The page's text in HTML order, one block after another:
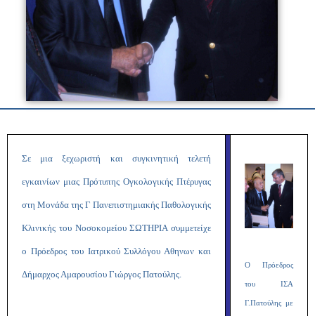
Σε μια ξεχωριστή και συγκινητική τελετή
εγκαινίων μιας Πρότυπης Ογκολογικής Πτέρυγας
στη Μονάδα της Γ Πανεπιστημιακής Παθολογικής
Κλινικής του Νοσοκομείου ΣΩΤΗΡΙΑ συμμετείχε
ο Πρόεδρος του Ιατρικού Συλλόγου Αθηνων και
Δήμαρχος Αμαρουσίου Γιώργος Πατούλης.
Ο Πρόεδρος
του ΙΣΑ
Γ.Πατούλης με